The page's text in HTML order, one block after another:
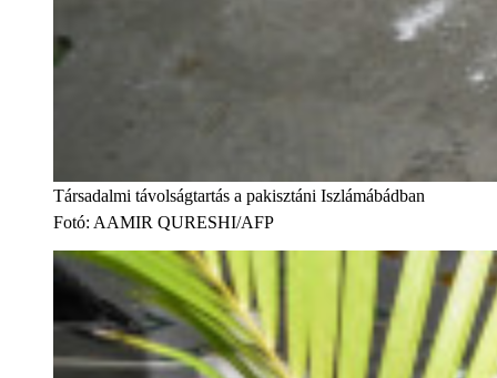
Társadalmi távolságtartás a pakisztáni Iszlámábádban
Fotó: AAMIR QURESHI/AFP